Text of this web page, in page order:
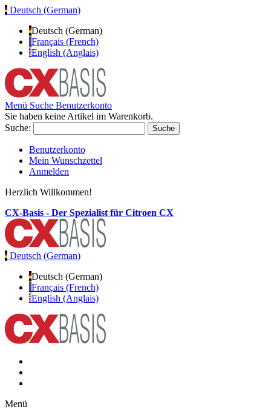
Deutsch (German)
Deutsch (German)
Français (French)
English (Anglais)
Menü Suche Benutzerkonto
Sie haben keine Artikel im Warenkorb.
Suche:
Suche
Benutzerkonto
Mein Wunschzettel
Anmelden
Herzlich Willkommen!
CX-Basis - Der Spezialist für Citroen CX
Deutsch (German)
Deutsch (German)
Français (French)
English (Anglais)
Menü